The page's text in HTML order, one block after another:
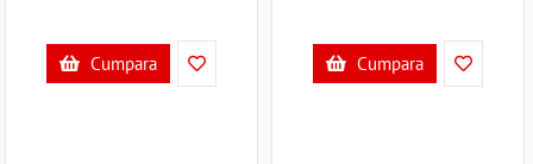
Cumpara Cumpara